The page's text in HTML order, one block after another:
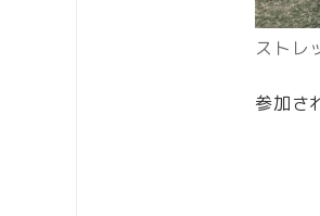
ストレ
参加さ